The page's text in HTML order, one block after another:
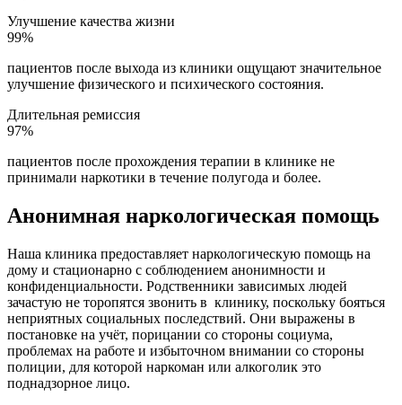
Улучшение качества жизни
99%
пациентов после выхода из клиники ощущают значительное
улучшение физического и психического состояния.
Длительная ремиссия
97%
пациентов после прохождения терапии в клинике не
принимали наркотики в течение полугода и более.
Анонимная наркологическая помощь
Наша клиника предоставляет наркологическую помощь на
дому и стационарно с соблюдением анонимности и
конфиденциальности. Родственники зависимых людей
зачастую не торопятся звонить в клинику, поскольку бояться
неприятных социальных последствий. Они выражены в
постановке на учёт, порицании со стороны социума,
проблемах на работе и избыточном внимании со стороны
полиции, для которой наркоман или алкоголик это
поднадзорное лицо.